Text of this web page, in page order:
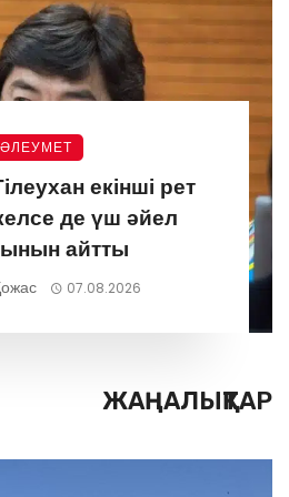
ӘЛЕУМЕТ
екінші рет
де үш әйел
айтты
07.08.2026
ЖАҢАЛЫҚТАР